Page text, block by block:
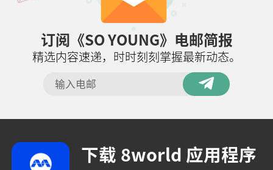
订阅《SO YOUNG》电邮简报
精选内容速递，时时刻刻掌握最新动态。
下载 8world 应用程序